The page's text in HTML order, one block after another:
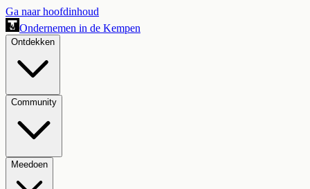
Ga naar hoofdinhoud
Ondernemen in de Kempen
Ontdekken
Community
Meedoen